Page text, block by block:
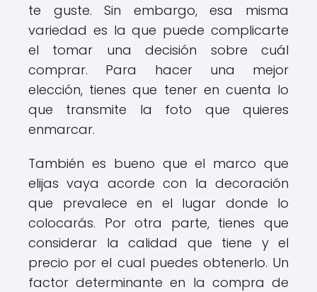
te guste. Sin embargo, esa misma
variedad es la que puede complicarte
el tomar una decisión sobre cuál
comprar. Para hacer una mejor
elección, tienes que tener en cuenta lo
que transmite la foto que quieres
enmarcar.
También es bueno que el marco que
elijas vaya acorde con la decoración
que prevalece en el lugar donde lo
colocarás. Por otra parte, tienes que
considerar la calidad que tiene y el
precio por el cual puedes obtenerlo. Un
factor determinante en la compra de